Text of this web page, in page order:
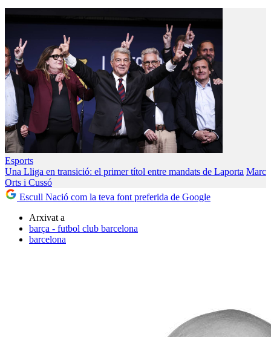
Esports
Una Lliga en transició: el primer títol entre mandats de Laporta Marc
Orts i Cussó
Escull Nació com la teva font preferida de Google
Arxivat a
barça - futbol club barcelona
barcelona